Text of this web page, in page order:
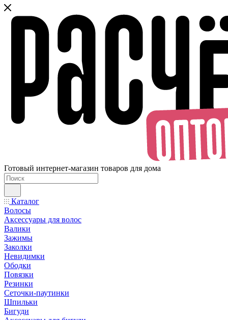
Готовый интернет-магазин товаров для дома
Каталог
Волосы
Аксессуары для волос
Валики
Зажимы
Заколки
Невидимки
Ободки
Повязки
Резинки
Сеточки-паутинки
Шпильки
Бигуди